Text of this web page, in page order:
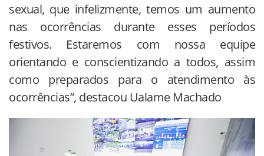
sexual, que infelizmente, temos um aumento
nas ocorrências durante esses períodos
festivos. Estaremos com nossa equipe
orientando e conscientizando a todos, assim
como preparados para o atendimento às
ocorrências”, destacou Ualame Machado